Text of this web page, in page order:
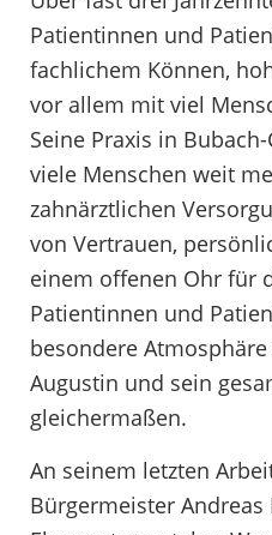
Patientinnen und
fachlichem Können,
vor allem mit viel
Seine Praxis in
viele Menschen weit
zahnärztlichen
von Vertrauen,
einem offenen Ohr für
Patientinnen und
besondere
Augustin und sein
gleichermaßen.
An seinem letzten
Bürgermeister Andreas